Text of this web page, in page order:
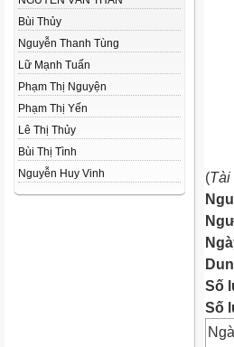
Bùi Thủy
Nguyễn Thanh Tùng
Lữ Mạnh Tuấn
Phạm Thị Nguyện
Phạm Thị Yến
Lê Thị Thủy
Bùi Thị Tình
Nguyễn Huy Vinh
(Tài
Số
Số